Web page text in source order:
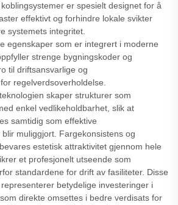
er spesielt designet for å
effektivt og forhindre lokale svikter
systemets integritet.
egenskaper som er integrert i moderne
strenge bygningskoder og
til driftsansvarlige og
regelverdsoverholdelse.
skaper strukturer som
enkel vedlikeholdbarhet, slik at
samtidig som effektive
muliggjort. Fargekonsistens og
estetisk attraktivitet gjennom hele
et profesjonelt utseende som
standardene for drift av fasiliteter. Disse
betydelige investeringer i
direkte omsettes i bedre verdisats for